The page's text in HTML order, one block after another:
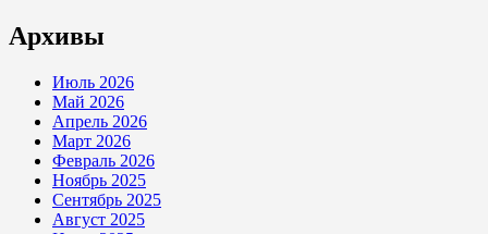
Архивы
Июль 2026
Май 2026
Апрель 2026
Март 2026
Февраль 2026
Ноябрь 2025
Сентябрь 2025
Август 2025